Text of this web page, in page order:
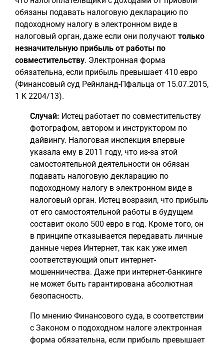
обязаны подавать налоговую декларацию по
подоходному налогу в электронном виде в
налоговый орган, даже если они получают только
незначительную прибыль от работы по
совместительству. Электронная форма
обязательна, если прибыль превышает 410 евро
(Финансовый суд Рейнланд-Пфальца от 15.07.2015,
1 K 2204/13).
Случай: Истец работает по совместительству
фотографом, автором и инструктором по
дайвингу. Налоговая инспекция впервые
указала ему в 2011 году, что из-за этой
самостоятельной деятельности он обязан
подавать налоговую декларацию по
подоходному налогу в электронном виде в
налоговый орган. Истец возразил, что прибыль
от его самостоятельной работы в будущем
составит около 500 евро в год. Кроме того, он
в принципе отказывается передавать личные
данные через Интернет, так как уже имел
соответствующий опыт интернет-
мошенничества. Даже при интернет-банкинге
не может быть гарантирована абсолютная
безопасность.
По мнению Финансового суда, в соответствии
с Законом о подоходном налоге электронная
форма обязательна, если прибыль превышает